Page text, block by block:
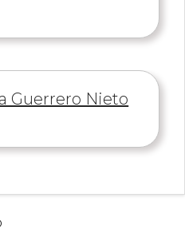
Guerrero Nieto